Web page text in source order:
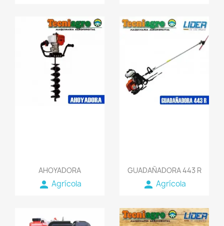
AHOYADORA
person Agrícola
GUADAÑADORA 443 R
person Agrícola
favorite_border